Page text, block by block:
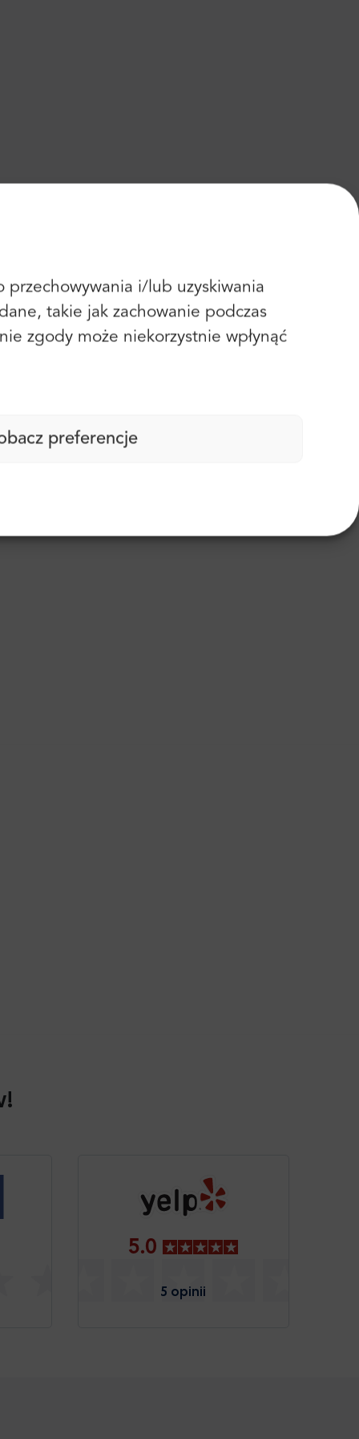
i/lub uzyskiwania
takie jak zachowanie podczas
zgody może niekorzystnie wpłynąć
preferencje
5.0
5 opinii